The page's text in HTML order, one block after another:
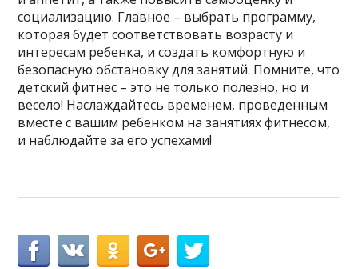
социализацию. Главное – выбрать программу,
которая будет соответствовать возрасту и
интересам ребенка, и создать комфортную и
безопасную обстановку для занятий. Помните, что
детский фитнес – это не только полезно, но и
весело! Наслаждайтесь временем, проведенным
вместе с вашим ребенком на занятиях фитнесом,
и наблюдайте за его успехами!